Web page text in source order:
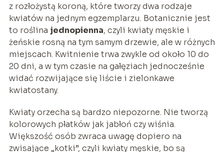
z rozłożystą koroną, które tworzy dwa rodzaje
kwiatów na jednym egzemplarzu. Botanicznie jest
to roślina jednopienna, czyli kwiaty męskie i
żeńskie rosną na tym samym drzewie, ale w różnych
miejscach. Kwitnienie trwa zwykle od około 10 do
20 dni, a w tym czasie na gałęziach jednocześnie
widać rozwijające się liście i zielonkawe
kwiatostany.
Kwiaty orzecha są bardzo niepozorne. Nie tworzą
kolorowych płatków jak jabłoń czy wiśnia.
Większość osób zwraca uwagę dopiero na
zwisające „kotki”, czyli kwiaty męskie, bo są